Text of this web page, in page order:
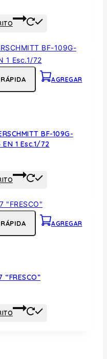
AGREGAR
BF-109G-
1 Esc.1/72
AGREGAR
“FRESCO”